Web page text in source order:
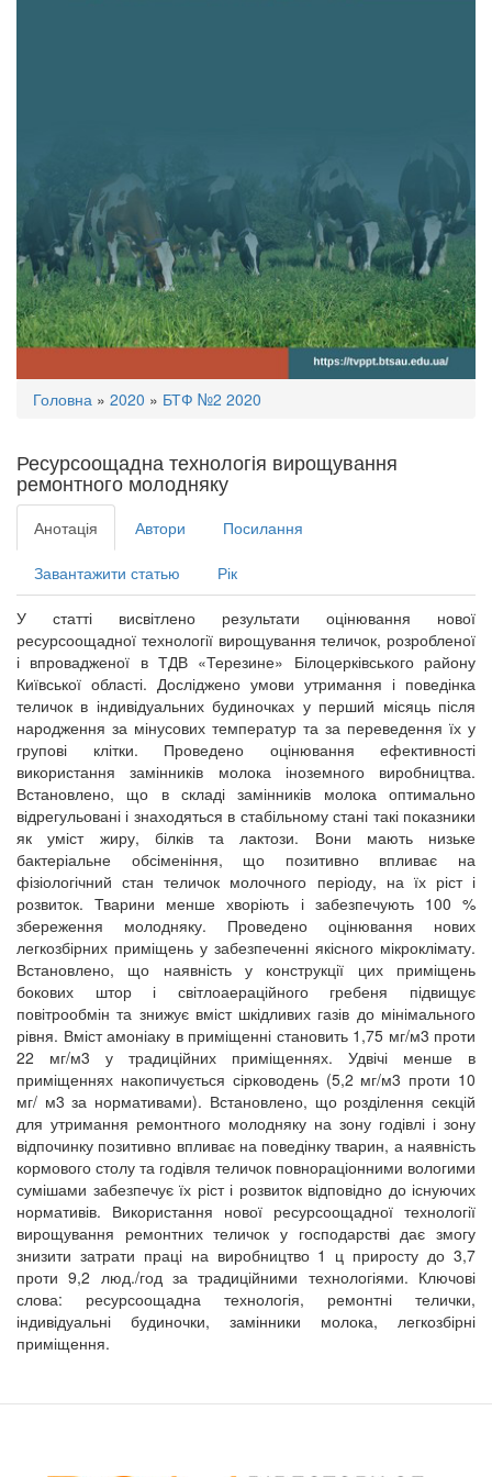
Ви
тут
Головна » 2020 » БТФ №2 2020
Ресурсоощадна технологія вирощування
ремонтного молодняку
Анотація Автори Посилання
Завантажити статью Рік
У статті висвітлено результати оцінювання нової
ресурсоощадної технології вирощування теличок, розробленої
і впровадженої в ТДВ «Терезине» Білоцерківського району
Київської області. Досліджено умови утримання і поведінка
теличок в індивідуальних будиночках у перший місяць після
народження за мінусових температур та за переведення їх у
групові клітки. Проведено оцінювання ефективності
використання замінників молока іноземного виробництва.
Встановлено, що в складі замінників молока оптимально
відрегульовані і знаходяться в стабільному стані такі показники
як уміст жиру, білків та лактози. Вони мають низьке
бактеріальне обсіменіння, що позитивно впливає на
фізіологічний стан теличок молочного періоду, на їх ріст і
розвиток. Тварини менше хворіють і забезпечують 100 %
збереження молодняку. Проведено оцінювання нових
легкозбірних приміщень у забезпеченні якісного мікроклімату.
Встановлено, що наявність у конструкції цих приміщень
бокових штор і світлоаераційного гребеня підвищує
повітрообмін та знижує вміст шкідливих газів до мінімального
рівня. Вміст амоніаку в приміщенні становить 1,75 мг/м3 проти
22 мг/м3 у традиційних приміщеннях. Удвічі менше в
приміщеннях накопичується сірководень (5,2 мг/м3 проти 10
мг/ м3 за нормативами). Встановлено, що розділення секцій
для утримання ремонтного молодняку на зону годівлі і зону
відпочинку позитивно впливає на поведінку тварин, а наявність
кормового столу та годівля теличок повнораціонними вологими
сумішами забезпечує їх ріст і розвиток відповідно до існуючих
нормативів. Використання нової ресурсоощадної технології
вирощування ремонтних теличок у господарстві дає змогу
знизити затрати праці на виробництво 1 ц приросту до 3,7
проти 9,2 люд./год за традиційними технологіями. Ключові
слова: ресурсоощадна технологія, ремонтні телички,
індивідуальні будиночки, замінники молока, легкозбірні
приміщення.